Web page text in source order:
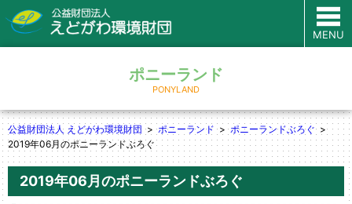
MENU
ポニーランド
PONYLAND
公益財団法人 えどがわ環境財団 ポニーランド
ポニーランドぶろぐ
2019年06月のポニーランドぶろぐ
2019年06月のポニーランドぶろぐ